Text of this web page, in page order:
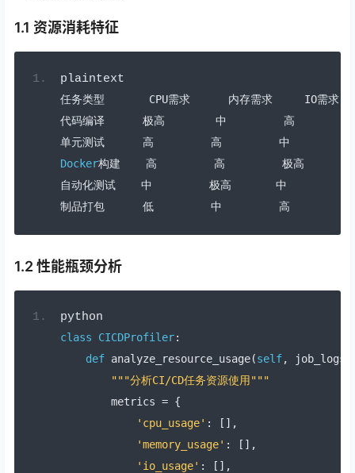
1.1 资源消耗特征
plaintext
任务类型
       CPU
需求 内存需求
     IO
需求
代码编译
极高 中 高
单元测试
高 高 中
Docker构建 高 高 极高
自动化测试
中 极高 中
制品打包
低 中 高
1.2 性能瓶颈分析
python
class CICDProfiler:
def analyze_resource_usage(self, job_logs
"""分析CI/CD任务资源使用"""
        metrics
= {
'cpu_usage' :
[],
'memory_usage' :
[],
'io_usage' :
[],